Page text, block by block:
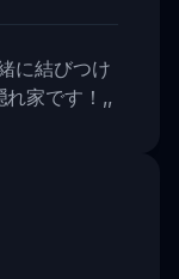
に結びつけ
家です！ ,,